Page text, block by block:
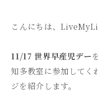
こんにちは、
11/17 世界早産児デー
知多教室に参加してく
ジを紹介します。